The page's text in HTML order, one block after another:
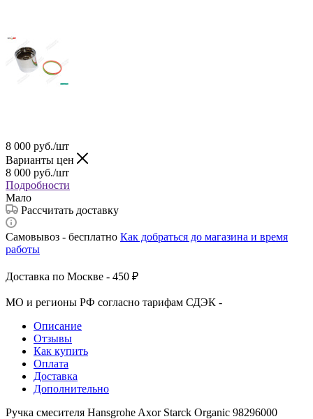
8 000 руб./шт
Варианты цен
8 000 руб./шт
Подробности
Мало
Рассчитать доставку
Самовывоз - бесплатно Как добраться до магазина и время
работы
Доставка по Москве - 450 ₽
МО и регионы РФ согласно тарифам СДЭК -
Описание
Отзывы
Как купить
Оплата
Доставка
Дополнительно
Ручка смесителя Hansgrohe Axor Starck Organic 98296000